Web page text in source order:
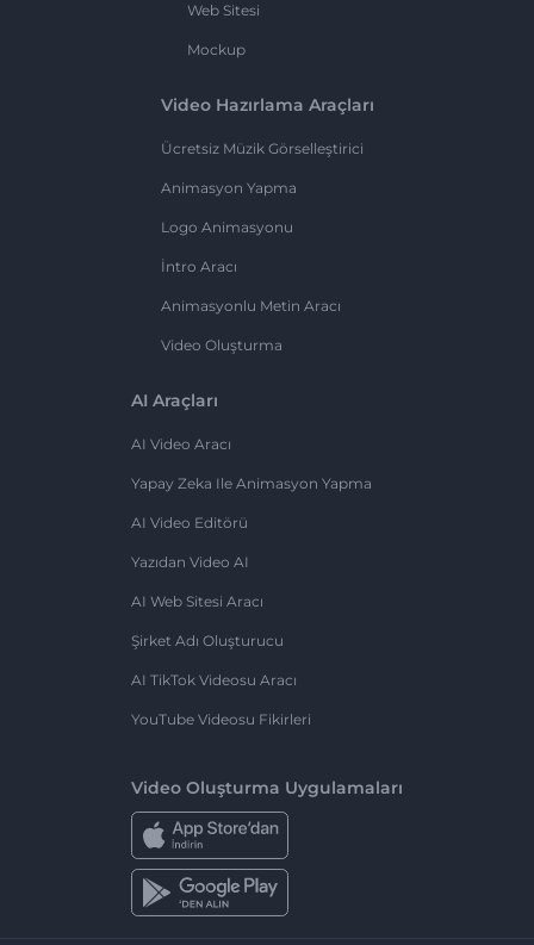
Web Sitesi
Mockup
Video Hazırlama Araçları
Ücretsiz Müzik Görselleştirici
Animasyon Yapma
Logo Animasyonu
İntro Aracı
Animasyonlu Metin Aracı
Video Oluşturma
AI Araçları
AI Video Aracı
Yapay Zeka Ile Animasyon Yapma
AI Video Editörü
Yazıdan Video AI
AI Web Sitesi Aracı
Şirket Adı Oluşturucu
AI TikTok Videosu Aracı
YouTube Videosu Fikirleri
Video Oluşturma Uygulamaları